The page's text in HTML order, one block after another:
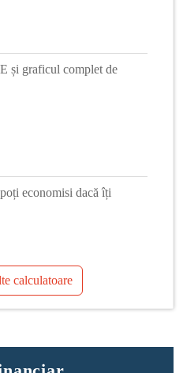
și graficul complet de
economisi dacă îți
calculatoare